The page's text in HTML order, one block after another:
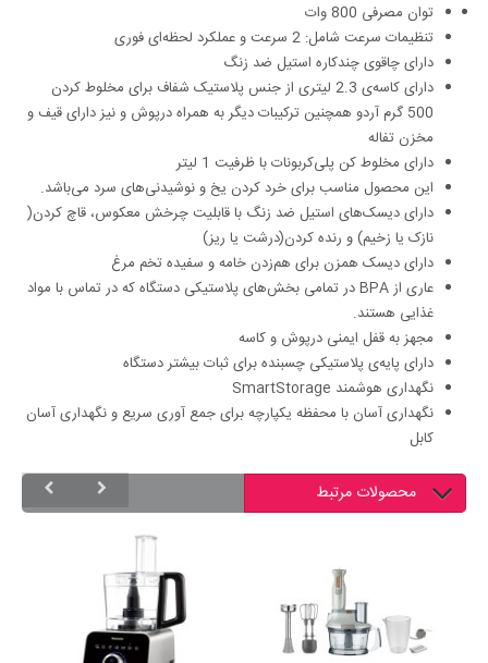
توان مصرفی 800 وات
تنظیمات سرعت شامل: 2 سرعت و عملکرد لحظه‌ای فوری
دارای چاقوی چندکاره استیل ضد زنگ
دارای کاسه‌ی 2.3 لیتری از جنس پلاستیک شفاف برای مخلوط کردن
500 گرم آردو همچنین ترکیبات دیگر به همراه درپوش و نیز دارای قیف و
مخزن تفاله
دارای مخلوط کن پلی‌کربونات با ظرفیت 1 لیتر
این محصول مناسب برای خرد کردن یخ و نوشیدنی‌های سرد می‌باشد.
دارای دیسک‌های استیل ضد زنگ با قابلیت چرخش معکوس، قاچ کردن(
نازک یا زخیم) و رنده کردن(درشت یا ریز)
دارای دیسک همزن برای هم‌زدن خامه و سفیده تخم مرغ
عاری از BPA در تمامی بخش‌های پلاستیکی دستگاه که در تماس با مواد
غذایی هستند.
مجهز به قفل ایمنی درپوش و کاسه
دارای پایه‌ی پلاستیکی چسبنده برای ثبات بیشتر دستگاه
نگهداری هوشمند SmartStorage
نگهداری آسان با محفظه یکپارچه برای جمع آوری سریع و نگهداری آسان
کابل
محصولات مرتبط